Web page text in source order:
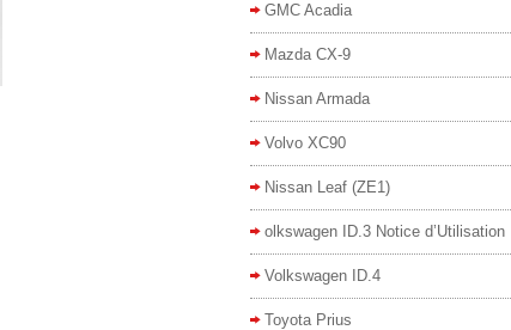
GMC Acadia
Mazda CX-9
Nissan Armada
Volvo XC90
Nissan Leaf (ZE1)
olkswagen ID.3 Notice d’Utilisation
Volkswagen ID.4
Toyota Prius